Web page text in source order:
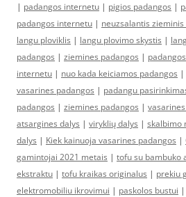
| padangos internetu | pigios padangos |
padangos internetu | neuzsalantis
langu ploviklis | langu plovimo skystis |
padangos | ziemines padangos |
internetu | nuo kada keiciamos padangos |
vasarines padangos | padangu
padangos | ziemines padangos |
atsargines dalys | viryklių dalys | skalbimo
dalys | Kiek kainuoja vasarines padangos |
gamintojai 2021 metais | tofu su bambuko
ekstraktu | tofu kraikas originalus | prekiu
elektromobiliu ikrovimui | paskolos bustui |